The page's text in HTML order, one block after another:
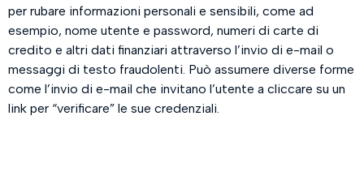
per rubare informazioni personali e sensibili, come ad
esempio, nome utente e password, numeri di carte di
credito e altri dati finanziari attraverso l’invio di e-mail o
messaggi di testo fraudolenti. Può assumere diverse forme
come l’invio di e-mail che invitano l’utente a cliccare su un
link per “verificare” le sue credenziali.